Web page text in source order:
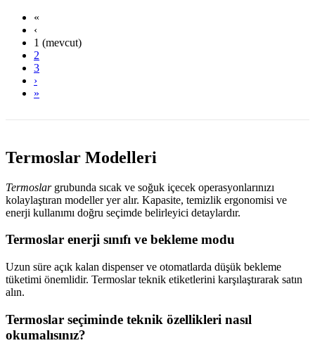
«
‹
1 (mevcut)
2
3
›
»
Termoslar Modelleri
Termoslargrubunda sıcak ve soğuk içecek operasyonlarınızı
kolaylaştıran modeller yer alır. Kapasite, temizlik ergonomisi ve
enerji kullanımı doğru seçimde belirleyici detaylardır.
Termoslar enerji sınıfı ve bekleme modu
Uzun süre açık kalan dispenser ve otomatlarda düşük bekleme
tüketimi önemlidir. Termoslar teknik etiketlerini karşılaştırarak satın
alın.
Termoslar seçiminde teknik özellikleri nasıl
okumalısınız?